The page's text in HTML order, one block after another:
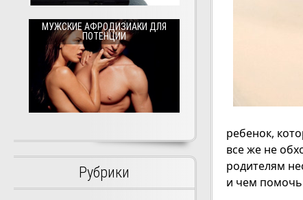
ребенок,
все же не
родителям
и чем помочь
МУЖСКИЕ АФРОДИЗИАКИ ДЛЯ
ПОТЕНЦИИ
Рубрики